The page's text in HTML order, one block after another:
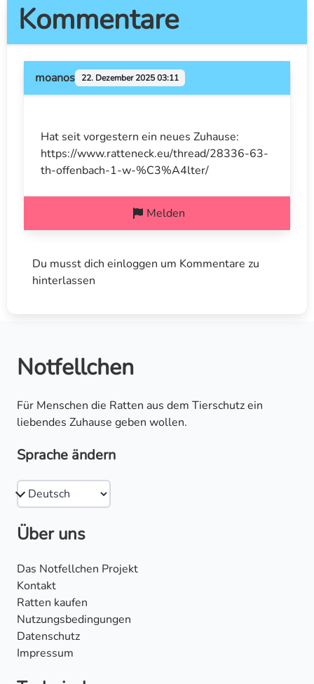
Kommentare
moanos 22. Dezember 2025 03:11
Hat seit vorgestern ein neues Zuhause:
https://www.ratteneck.eu/thread/28336-63-
th-offenbach-1-w-%C3%A4lter/
Melden
Du musst dich einloggen um Kommentare zu
hinterlassen
Notfellchen
Für Menschen die Ratten aus dem Tierschutz ein
liebendes Zuhause geben wollen.
Sprache ändern
Über uns
Das Notfellchen Projekt
Kontakt
Ratten kaufen
Nutzungsbedingungen
Datenschutz
Impressum